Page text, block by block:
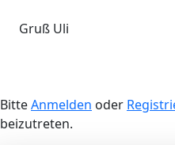
Gruß Uli
BitteAnmelden oder
beizutreten.